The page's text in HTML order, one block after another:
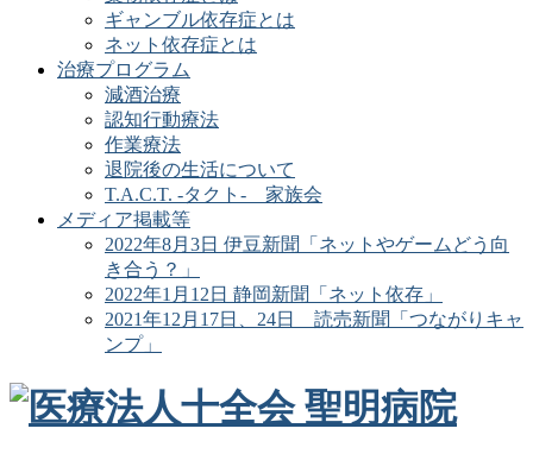
ギャンブル依存症とは
ネット依存症とは
治療プログラム
減酒治療
認知行動療法
作業療法
退院後の生活について
T.A.C.T. -タクト- 家族会
メディア掲載等
2022年8月3日 伊豆新聞「ネットやゲームどう向
き合う？」
2022年1月12日 静岡新聞「ネット依存」
2021年12月17日、24日 読売新聞「つながりキャ
ンプ」